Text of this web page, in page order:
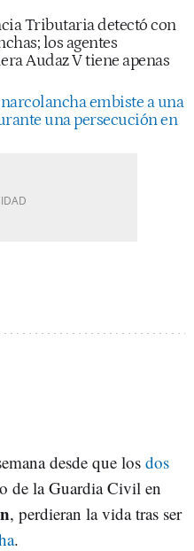
Tributaria detectó con
los agentes
Audaz V tiene apenas
embiste a una
una persecución en
desde que los dos
de la Guardia Civil en
, perdieran la vida tras ser
.